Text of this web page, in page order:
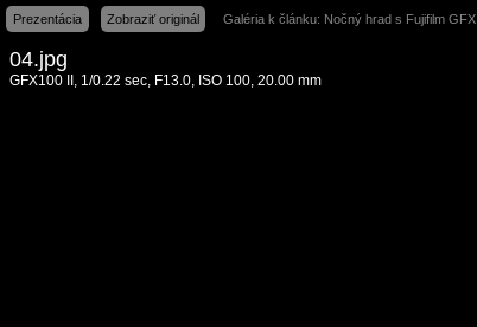
Prezentácia Zobraziť originál Galéria k článku: Nočný hrad s Fujifilm GFX
04.jpg
GFX100 II, 1/0.22 sec, F13.0, ISO 100, 20.00 mm